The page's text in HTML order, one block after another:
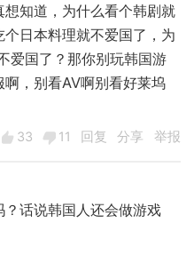
知道，为什么看个韩剧就
日本料理就不爱国了，为
爱国了？那你别玩韩国游
，别看AV啊别看好莱坞
33 11 回复 分享 举报
话说韩国人还会做游戏